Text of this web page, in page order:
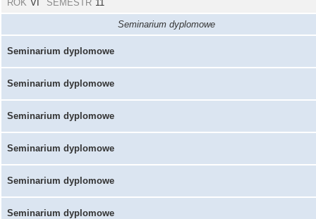
ROK VI SEMESTR 11
Seminarium dyplomowe
Seminarium dyplomowe
Seminarium dyplomowe
Seminarium dyplomowe
Seminarium dyplomowe
Seminarium dyplomowe
Seminarium dyplomowe